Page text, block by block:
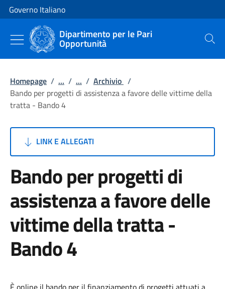
Vai al contenuto
Vai alla navigazione del sito
Governo Italiano
Dipartimento per le Pari
Opportunità Cerca
Homepage / ... / ... / Archivio /
Bando per progetti di assistenza a favore delle vittime della
tratta - Bando 4
LINK E ALLEGATI
Bando per progetti di
assistenza a favore delle
vittime della tratta -
Bando 4